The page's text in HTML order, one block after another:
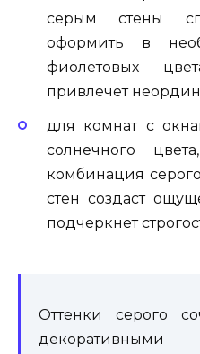
серым стены
оформить в
фиолетовых
привлечет
для комнат с
солнечного
комбинация
стен создаст
подчеркнет
Оттенки серого